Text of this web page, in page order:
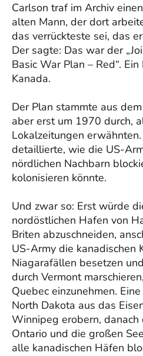
Carlson traf im Archiv
alten Mann, der dort
das verrückteste sei, das
Der sagte: Das war der
Basic War Plan – Red“.
Kanada.
Der Plan stammte aus
aber erst um 1970 durch,
Lokalzeitungen
detaillierte, wie die US-
nördlichen Nachbarn
kolonisieren könnte.
Und zwar so: Erst würde
nordöstlichen Hafen von
Briten abzuschneiden,
US-Army die kanadischen
Niagarafällen besetzen
durch Vermont
Quebec einzunehmen.
North Dakota aus das
Winnipeg erobern, danach
Ontario und die großen
alle kanadischen Häfen